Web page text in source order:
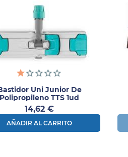
Uni Junior De
Polipropileno TTS 1ud
Precio
14,62 €
AÑADIR AL CARRITO